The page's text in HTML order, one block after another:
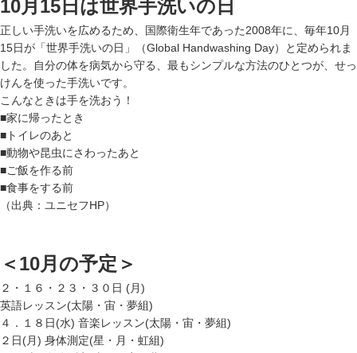
10月15日は世界手洗いの日
正しい手洗いを広めるため、国際衛生年であった2008年に、毎年10月
15日が「世界手洗いの日」（Global Handwashing Day）と定められま
した。自分の体を病気から守る、最もシンプルな方法のひとつが、せっ
けんを使った手洗いです。
こんなときは手を洗おう！
■家に帰ったとき
■トイレのあと
■動物や昆虫にさわったあと
■ご飯を作る前
■食事をする前
（出典：ユニセフHP）
＜10月の予定＞
２・１６・２３・３０日 (月)
英語レッスン(太陽・宙・夢組)
４．１８日(水) 音楽レッスン(太陽・宙・夢組)
２日(月) 身体測定(星・月・虹組)